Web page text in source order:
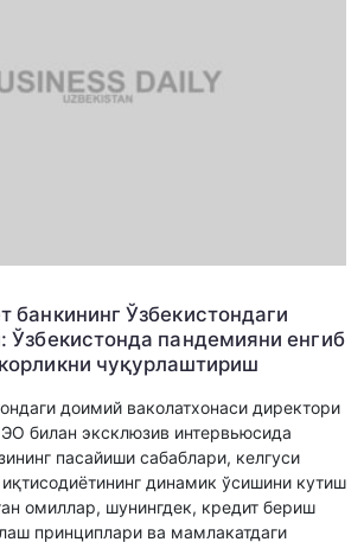
банкининг Ўзбекистондаги
Ўзбекистонда пандемияни енгиб
чуқурлаштириш
доимий ваколатхонаси директори
билан эксклюзив интервьюсида
пасайиши сабаблари, келгуси
динамик ўсишини кутиш
омиллар, шунингдек, кредит бериш
принциплари ва мамлакатдаги